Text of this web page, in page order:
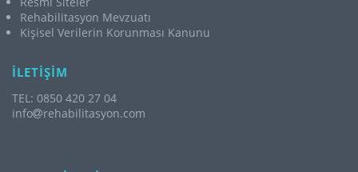
Rehabilitasyon Mevzuatı
Kişisel Verilerin Korunması Kanunu
İLETİŞİM
TEL: 0850 420 27 04
info
rehabilitasyon.com